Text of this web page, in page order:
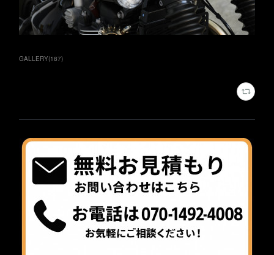
GALLERY(187)